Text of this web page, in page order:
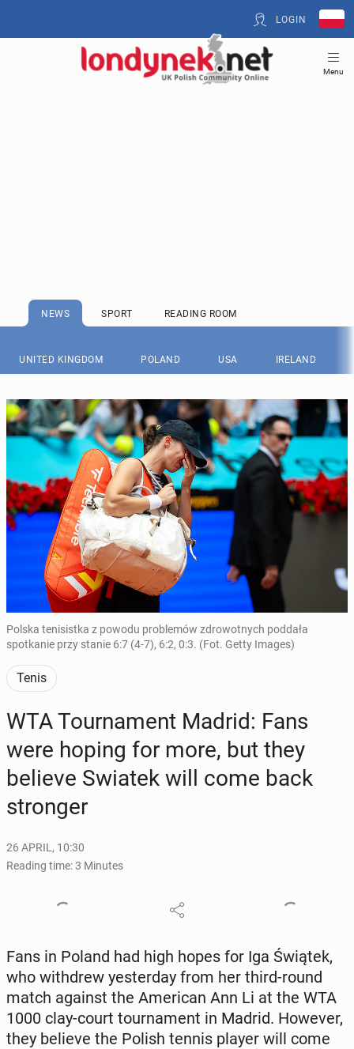
LOGIN
Menu
NEWS SPORT READING ROOM
UNITED KINGDOM POLAND USA IRELAND
Polska tenisistka z powodu problemów zdrowotnych poddała
spotkanie przy stanie 6:7 (4-7), 6:2, 0:3. (Fot. Getty Images)
Tenis
WTA Tour­na­ment Madrid: Fans
were hoping for more, but they
believe Swiatek will come back
stronger
26 APRIL, 10:30
Reading time: 3 Minutes
Fans in Poland had high hopes for Iga Świątek,
who with­drew yes­ter­day from her third-round
match against the Amer­i­can Ann Li at the WTA
1000 clay-court tour­na­ment in Madrid. However,
they believe the Polish tennis player will come